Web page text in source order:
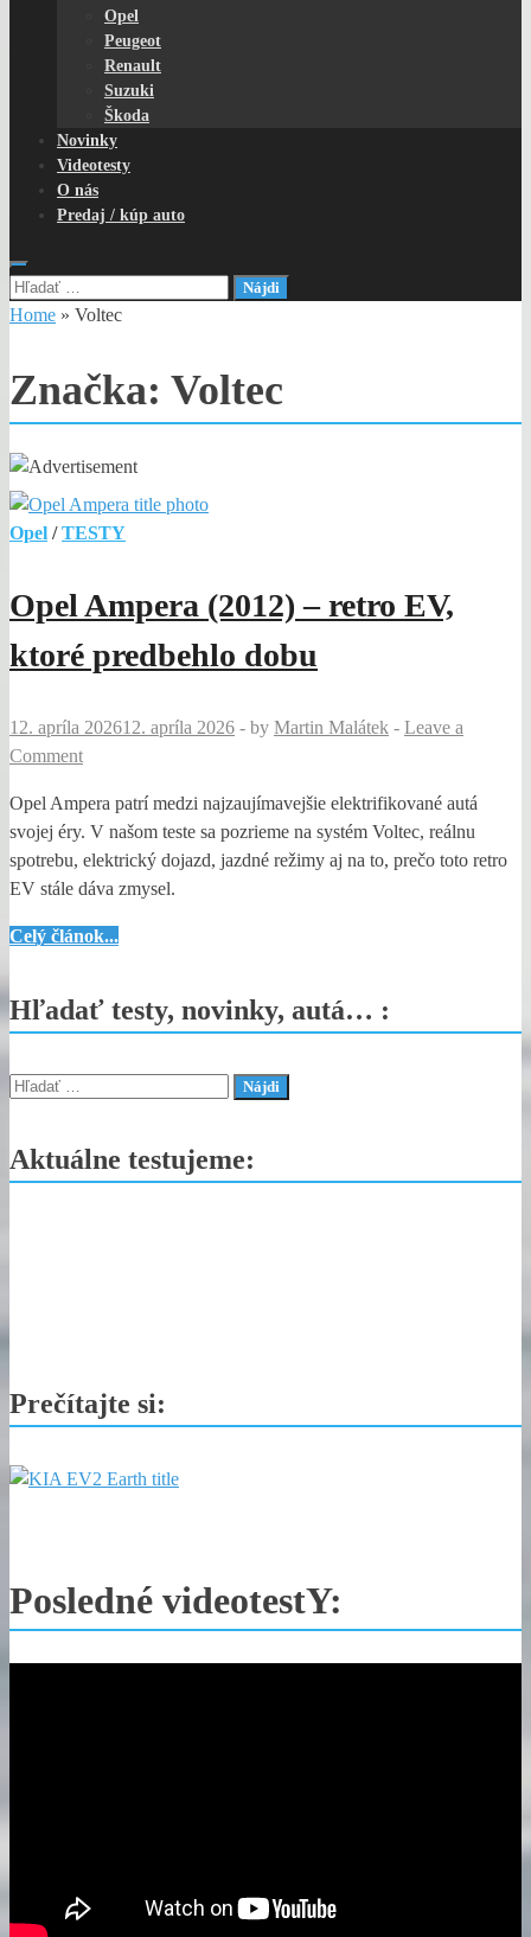
Opel
Peugeot
Renault
Suzuki
Škoda
Novinky
Videotesty
O nás
Predaj / kúp auto
Hľadať:
Home » Voltec
Značka: Voltec
Opel /TESTY
Opel Ampera (2012) – retro EV,
ktoré predbehlo dobu
12. apríla 202612. apríla 2026 - by Martin Malátek - Leave a
Comment
Opel Ampera patrí medzi najzaujímavejšie elektrifikované autá
svojej éry. V našom teste sa pozrieme na systém Voltec, reálnu
spotrebu, elektrický dojazd, jazdné režimy aj na to, prečo toto retro
EV stále dáva zmysel.
Opel
(2012)
–
EV,
ktoré
dobu
Celý článok...
Hľadať testy, novinky, autá… :
Hľadať:
Aktuálne testujeme:
Prečítajte si:
Posledné videotestY: